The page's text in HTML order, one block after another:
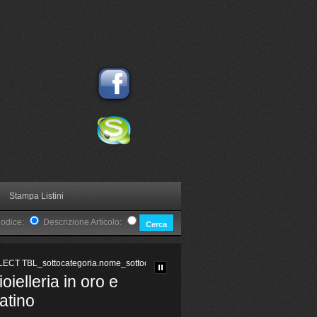
Stampa Listini
Descrizione Articolo:
TBL_sottocategoria.nome_sottocategoria,
in oro e